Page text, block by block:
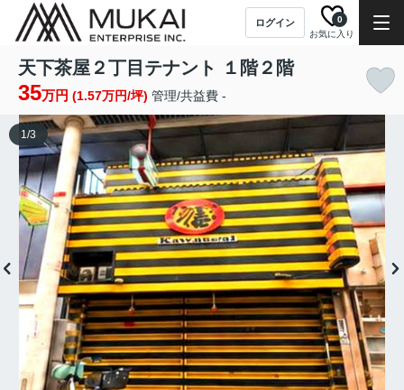
ログイン
お気に入り
0
天下茶屋２丁目テナント １階２階
35万円 (1.57万円/坪) 管理/共益費 -
1/3